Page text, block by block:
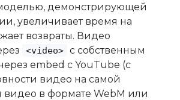
демонстрирующей
увеличивает время на
возвраты. Видео
<video> с собственным
embed с YouTube (с
видео на самой
видео в формате WebM или